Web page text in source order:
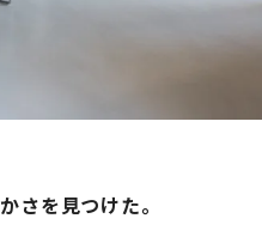
さを見つけた。